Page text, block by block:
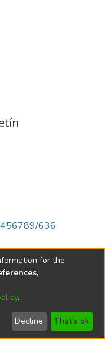
636
2025
Córdoba
for the
.
Decline That's ok